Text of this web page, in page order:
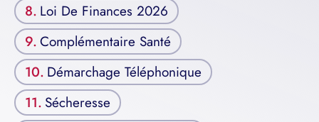
Loi De Finances 2026
Complémentaire Santé
Démarchage Téléphonique
Sécheresse